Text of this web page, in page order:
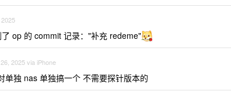
op 的 commit 记录："补充 redeme"
2025 via iPhone
单独 nas 单独搞一个 不需要探针版本的